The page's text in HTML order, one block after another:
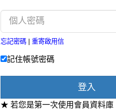
忘記密碼 重寄啟用信
記住帳號密碼
登入
★ 若您是第一次使用會員資料庫